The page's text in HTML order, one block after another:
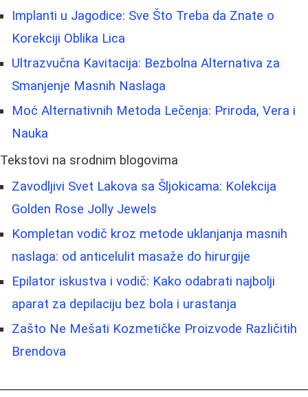
Implanti u Jagodice: Sve Što Treba da Znate o
Korekciji Oblika Lica
Ultrazvučna Kavitacija: Bezbolna Alternativa za
Smanjenje Masnih Naslaga
Moć Alternativnih Metoda Lečenja: Priroda, Vera i
Nauka
Tekstovi na srodnim blogovima
Zavodljivi Svet Lakova sa Šljokicama: Kolekcija
Golden Rose Jolly Jewels
Kompletan vodič kroz metode uklanjanja masnih
naslaga: od anticelulit masaže do hirurgije
Epilator iskustva i vodič: Kako odabrati najbolji
aparat za depilaciju bez bola i urastanja
Zašto Ne Mešati Kozmetičke Proizvode Različitih
Brendova